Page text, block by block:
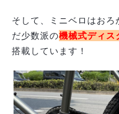
そして、ミニベロはおろ
だ少数派の機械式ディス
搭載しています！